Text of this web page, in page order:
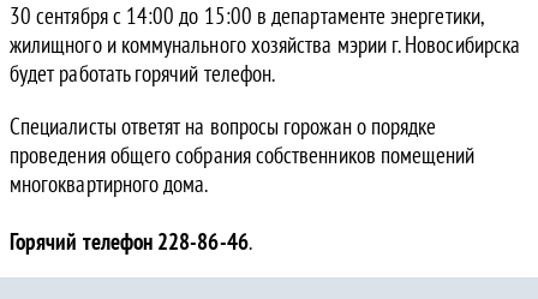
30 сентября с 14:00 до 15:00 в департаменте энергетики,
жилищного и коммунального хозяйства мэрии г. Новосибирска
будет работать горячий телефон.
Специалисты ответят на вопросы горожан о порядке
проведения общего собрания собственников помещений
многоквартирного дома.
Горячий телефон 228-86-46.